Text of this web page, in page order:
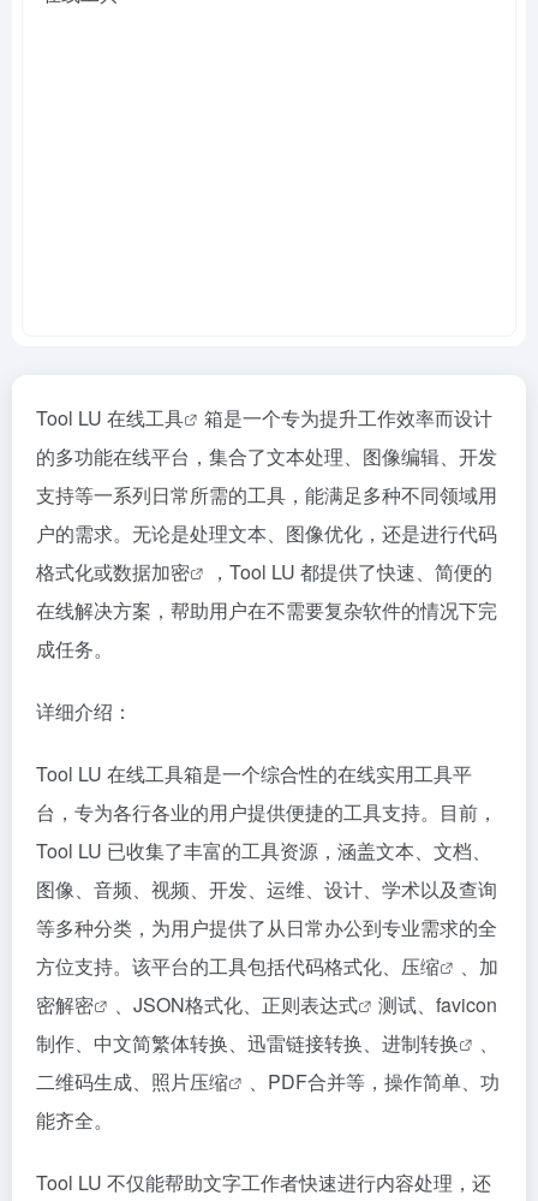
Tool LU 在线工具
箱是一个专为提升工作效率而设计
的多功能在线平台，集合了文本处理、图像编辑、开发
支持等一系列日常所需的工具，能满足多种不同领域用
户的需求。无论是处理文本、图像优化，还是进行代码
格式化或数据加密
，Tool LU 都提供了快速、简便的
在线解决方案，帮助用户在不需要复杂软件的情况下完
成任务。
详细介绍：
Tool LU 在线工具箱是一个综合性的在线实用工具平
台，专为各行各业的用户提供便捷的工具支持。目前，
Tool LU 已收集了丰富的工具资源，涵盖文本、文档、
图像、音频、视频、开发、运维、设计、学术以及查询
等多种分类，为用户提供了从日常办公到专业需求的全
方位支持。该平台的工具包括代码格式化、 压缩
、加
密解密 、JSON格式化、 正则表达式
测试、favicon
制作、中文简繁体转换、迅雷链接转换、 进制转换
、
二维码生成、 照片压缩
、PDF合并等，操作简单、功
能齐全。
Tool LU 不仅能帮助文字工作者快速进行内容处理，还